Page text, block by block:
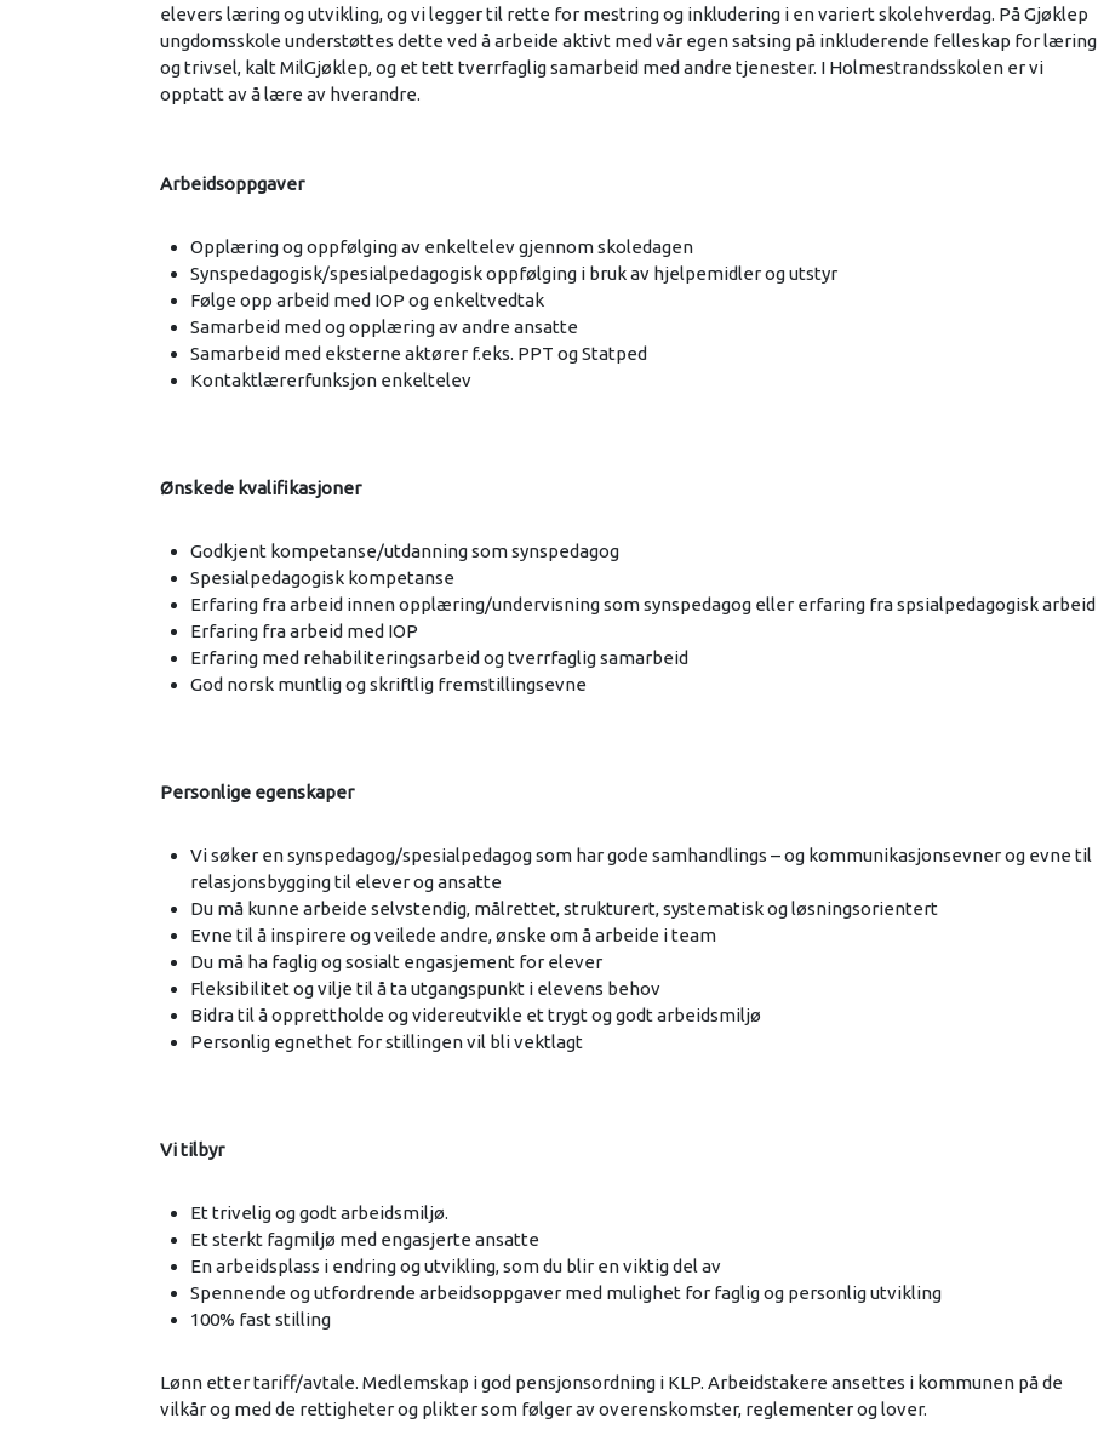
elevers læring og utvikling, og vi legger til rette for mestring og inkludering i en variert skolehverdag. På Gjøklep
ungdomsskole understøttes dette ved å arbeide aktivt med vår egen satsing på inkluderende felleskap for læring
og trivsel, kalt MilGjøklep, og et tett tverrfaglig samarbeid med andre tjenester. I Holmestrandsskolen er vi
opptatt av å lære av hverandre.
Arbeidsoppgaver
Opplæring og oppfølging av enkeltelev gjennom skoledagen
Synspedagogisk/spesialpedagogisk oppfølging i bruk av hjelpemidler og utstyr
Følge opp arbeid med IOP og enkeltvedtak
Samarbeid med og opplæring av andre ansatte
Samarbeid med eksterne aktører f.eks. PPT og Statped
Kontaktlærerfunksjon enkeltelev
Ønskede kvalifikasjoner
Godkjent kompetanse/utdanning som synspedagog
Spesialpedagogisk kompetanse
Erfaring fra arbeid innen opplæring/undervisning som synspedagog eller erfaring fra spsialpedagogisk arbeid
Erfaring fra arbeid med IOP
Erfaring med rehabiliteringsarbeid og tverrfaglig samarbeid
God norsk muntlig og skriftlig fremstillingsevne
Personlige egenskaper
Vi søker en synspedagog/spesialpedagog som har gode samhandlings – og kommunikasjonsevner og evne til
relasjonsbygging til elever og ansatte
Du må kunne arbeide selvstendig, målrettet, strukturert, systematisk og løsningsorientert
Evne til å inspirere og veilede andre, ønske om å arbeide i team
Du må ha faglig og sosialt engasjement for elever
Fleksibilitet og vilje til å ta utgangspunkt i elevens behov
Bidra til å opprettholde og videreutvikle et trygt og godt arbeidsmiljø
Personlig egnethet for stillingen vil bli vektlagt
Vi tilbyr
Et trivelig og godt arbeidsmiljø.
Et sterkt fagmiljø med engasjerte ansatte
En arbeidsplass i endring og utvikling, som du blir en viktig del av
Spennende og utfordrende arbeidsoppgaver med mulighet for faglig og personlig utvikling
100% fast stilling
Lønn etter tariff/avtale. Medlemskap i god pensjonsordning i KLP. Arbeidstakere ansettes i kommunen på de
vilkår og med de rettigheter og plikter som følger av overenskomster, reglementer og lover.